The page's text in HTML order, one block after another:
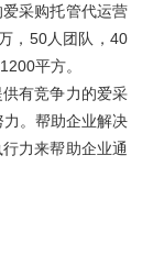
采购托管代运营
，50人团队，40
平方。
有竞争力的爱采
。帮助企业解决
力来帮助企业通